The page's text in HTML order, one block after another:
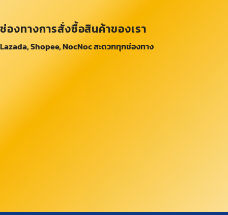
ช่องทางการสั่งซื้อสินค้าของเรา
Lazada, Shopee, NocNoc สะดวกทุกช่องทาง